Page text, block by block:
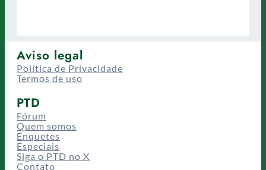
Aviso legal
Política de Privacidade
Termos de uso
PTD
Fórum
Quem somos
Enquetes
Especiais
Siga o PTD no X
Contato